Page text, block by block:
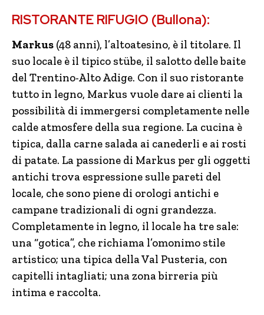
RISTORANTE RIFUGIO (Bullona):
Markus (48 anni), l’altoatesino, è il titolare. Il
suo locale è il tipico stübe, il salotto delle baite
del Trentino-Alto Adige. Con il suo ristorante
tutto in legno, Markus vuole dare ai clienti la
possibilità di immergersi completamente nelle
calde atmosfere della sua regione. La cucina è
tipica, dalla carne salada ai canederli e ai rosti
di patate. La passione di Markus per gli oggetti
antichi trova espressione sulle pareti del
locale, che sono piene di orologi antichi e
campane tradizionali di ogni grandezza.
Completamente in legno, il locale ha tre sale:
una “gotica”, che richiama l’omonimo stile
artistico; una tipica della Val Pusteria, con
capitelli intagliati; una zona birreria più
intima e raccolta.